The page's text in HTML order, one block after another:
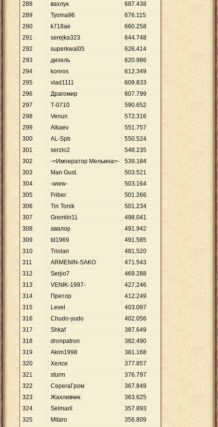
288
вахлук 687.438
289
Tyoma96 676.115
290
k718ae 660.258
291
serejka323 644.748
292
superkwal05 626.414
293
дизель 620.986
294
konros 612.349
295
vlad1111 609.833
296
Драгомир 607.799
297
Т-0710 590.652
298
Venun 572.316
299
Alkaev 551.757
300
AL-Spb 550.524
301
serzio2 548.235
302
-=Император Мельина=- 539.184
303
Man Gust. 503.521
304
-www- 503.164
305
Friber 501.266
306
Tin Tonik 501.234
307
Gremlin11 498.041
308
авалор 491.942
309
td1969 491.585
310
Triolan 481.520
311
ARMENIN-SAKO 471.543
312
Serjio7 469.288
313
VENIK-1997- 427.246
314
Претор 412.249
315
Level 403.097
316
Chudo-yudo 402.056
317
Shkaf 387.649
318
dronpatron 382.490
319
Akim1998 381.168
320
Хелси 377.857
321
sturm 376.797
322
СерегаГром 367.849
323
Жахливчик 363.625
324
Selmaril 357.893
325
Mitaro 356.809